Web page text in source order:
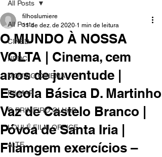
All Posts
CINED
NPDC
MOVING CINEMA
FILMAR
O PRIMEIRO OLHAR
LOULÉ FILM OFFICE
ALTE
All Posts
O MUNDO À NOSSA
VOLTA | Cinema, cem
anos de juventude |
Escola Básica D. Martinho
Vaz de Castelo Branco |
Póvoa de Santa Iria |
Filamgem exercícios –
filhoslumiere
11 de dez. de 2020 1 min de leitura